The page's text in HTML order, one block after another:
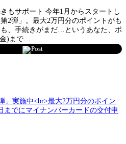
もサポート 今年1月からスタートし
2弾」。最大2万円分のポイントがも
、手続きがまだ…というあなた、ポ
金)まで…
Post